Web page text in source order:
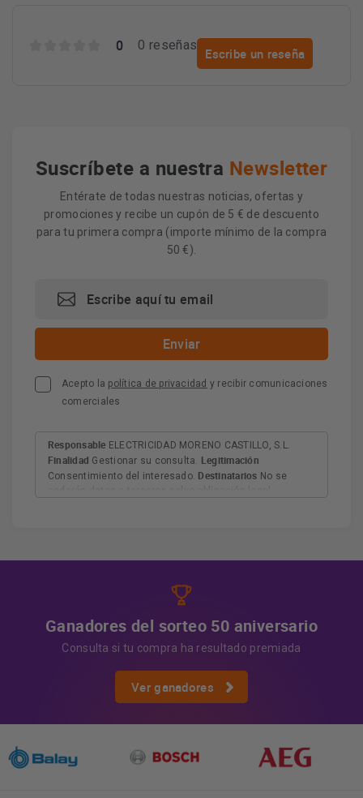
0 0 reseñas
Escribe un reseña
Suscríbete a nuestra Newsletter
Entérate de todas nuestras noticias, ofertas y
promociones y recibe un cupón de 5 € de descuento
para tu primera compra (importe mínimo de la compra
50 €).
Acepto la política de privacidad y recibir comunicaciones
comerciales
Responsable ELECTRICIDAD MORENO CASTILLO, S.L.
Finalidad Gestionar su consulta. Legitimación
Consentimiento del interesado. Destinatarios No se
Ganadores del sorteo 50 aniversario
Consulta si tu compra ha resultado premiada
Ver ganadores